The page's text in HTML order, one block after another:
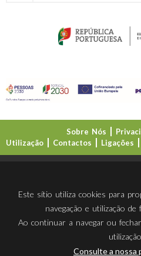
Sobre Nós
Utilização
Contactos Ligações
Este sítio utiliza cookies para
navegação e utilização
Ao continuar a navegar ou
Consulte a nossa